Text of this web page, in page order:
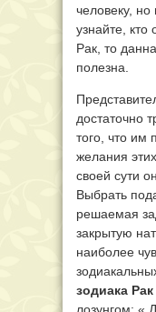
человеку, но
узнайте, кто
Рак, то
полезна.
достаточно
того, что им
желания
своей сути
Выбрать
решаемая
закрытую
наиболее
зодиака